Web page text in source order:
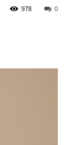
0
978